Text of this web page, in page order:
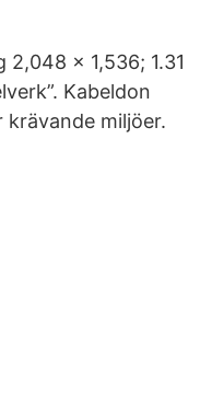
× 1,536; 1.31
Kabeldon
miljöer.